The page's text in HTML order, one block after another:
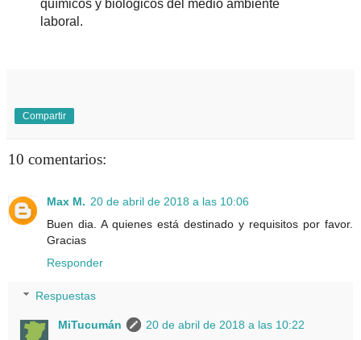
químicos y biológicos del medio ambiente
laboral.
Compartir
10 comentarios:
Max M. 20 de abril de 2018 a las 10:06
Buen dia. A quienes está destinado y requisitos por favor.
Gracias
Responder
Respuestas
MiTucumán
20 de abril de 2018 a las 10:22